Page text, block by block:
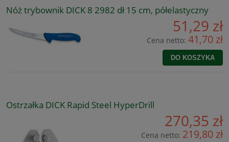
Nóż trybownik DICK 8 2982 dł 15 cm, półelastyczny
51,29 zł
Cena netto: 41,70 zł
DO KOSZYKA
Ostrzałka DICK Rapid Steel HyperDrill
270,35 zł
Cena netto: 219,80 zł